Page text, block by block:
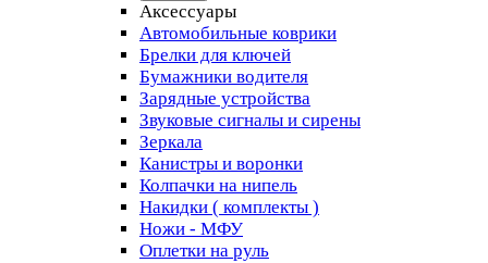
Аксессуары
Автомобильные коврики
Брелки для ключей
Бумажники водителя
Зарядные устройства
Звуковые сигналы и сирены
Зеркала
Канистры и воронки
Колпачки на нипель
Накидки ( комплекты )
Ножи - МФУ
Оплетки на руль